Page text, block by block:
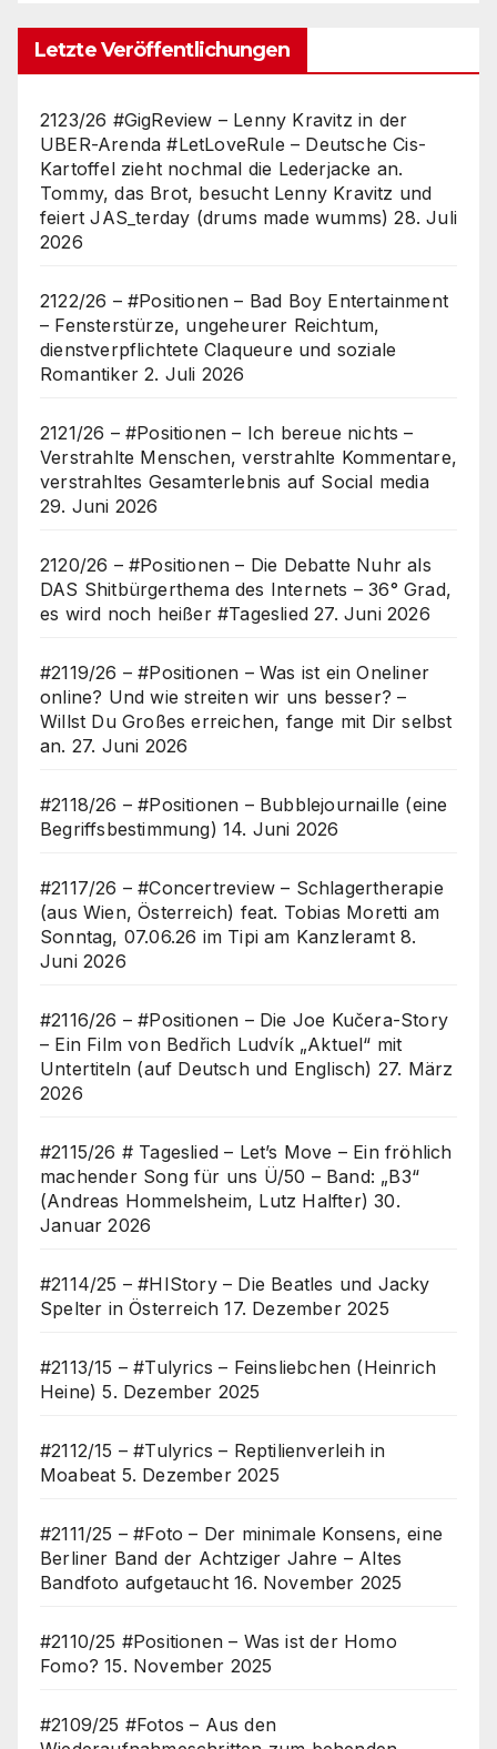
Letzte Veröffentlichungen
2123/26 #GigReview – Lenny Kravitz in der
UBER-Arenda #LetLoveRule – Deutsche Cis-
Kartoffel zieht nochmal die Lederjacke an.
Tommy, das Brot, besucht Lenny Kravitz und
feiert JAS_terday (drums made wumms) 28. Juli
2026
2122/26 – #Positionen – Bad Boy Entertainment
– Fensterstürze, ungeheurer Reichtum,
dienstverpflichtete Claqueure und soziale
Romantiker 2. Juli 2026
2121/26 – #Positionen – Ich bereue nichts –
Verstrahlte Menschen, verstrahlte Kommentare,
verstrahltes Gesamterlebnis auf Social media
29. Juni 2026
2120/26 – #Positionen – Die Debatte Nuhr als
DAS Shitbürgerthema des Internets – 36° Grad,
es wird noch heißer #Tageslied 27. Juni 2026
#2119/26 – #Positionen – Was ist ein Oneliner
online? Und wie streiten wir uns besser? –
Willst Du Großes erreichen, fange mit Dir selbst
an. 27. Juni 2026
#2118/26 – #Positionen – Bubblejournaille (eine
Begriffsbestimmung) 14. Juni 2026
#2117/26 – #Concertreview – Schlagertherapie
(aus Wien, Österreich) feat. Tobias Moretti am
Sonntag, 07.06.26 im Tipi am Kanzleramt 8.
Juni 2026
#2116/26 – #Positionen – Die Joe Kučera-Story
– Ein Film von Bedřich Ludvík „Aktuel“ mit
Untertiteln (auf Deutsch und Englisch) 27. März
2026
#2115/26 # Tageslied – Let’s Move – Ein fröhlich
machender Song für uns Ü/50 – Band: „B3“
(Andreas Hommelsheim, Lutz Halfter) 30.
Januar 2026
#2114/25 – #HIStory – Die Beatles und Jacky
Spelter in Österreich 17. Dezember 2025
#2113/15 – #Tulyrics – Feinsliebchen (Heinrich
Heine) 5. Dezember 2025
#2112/15 – #Tulyrics – Reptilienverleih in
Moabeat 5. Dezember 2025
#2111/25 – #Foto – Der minimale Konsens, eine
Berliner Band der Achtziger Jahre – Altes
Bandfoto aufgetaucht 16. November 2025
#2110/25 #Positionen – Was ist der Homo
Fomo? 15. November 2025
#2109/25 #Fotos – Aus den